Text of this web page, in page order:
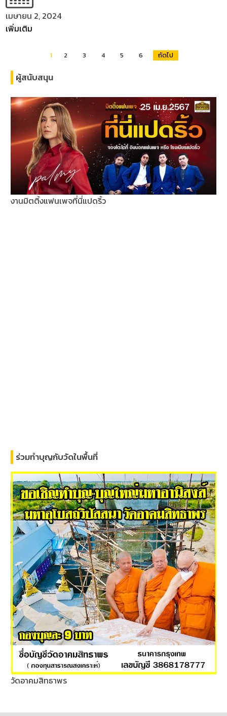
เมษายน 2, 2024
เพิ่มเติม
1 2 3 4 5 6 ถัดไป
ผู้สนับสนุน
งานมิตติ้งแฟนเพจที่นี่แปดริ้ว
ร่วมทำบุญกับวัดในพื้นที่
วัดอาคมสิทธาพร